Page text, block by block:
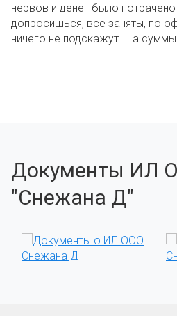
нервов и денег было
допросишься, все заняты, по
ничего не подскажут — а
Документы ИЛ
"Снежана Д"